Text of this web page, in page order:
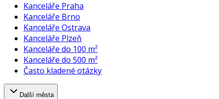
Kanceláře Praha
Kanceláře Brno
Kanceláře Ostrava
Kanceláře Plzeň
Kanceláře do 100 m²
Kanceláře do 500 m²
Často kladené otázky
Další města